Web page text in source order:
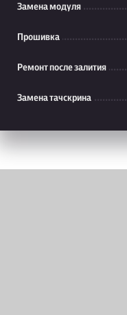
Замена модуля
Прошивка
Ремонт после залития
Замена тачскрина